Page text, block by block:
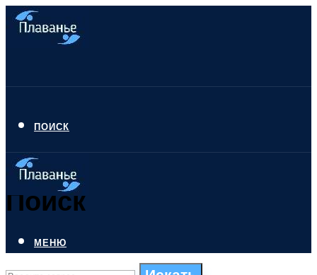
ПОИСК
Поиск
МЕНЮ